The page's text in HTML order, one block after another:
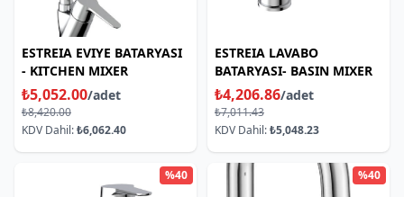
ESTREIA EVIYE BATARYASI
- KITCHEN MIXER
₺5,052.00/adet
₺8,420.00
KDV Dahil:₺6,062.40
ESTREIA LAVABO
BATARYASI- BASIN MIXER
₺4,206.86/adet
₺7,011.43
KDV Dahil:₺5,048.23
%40 %40